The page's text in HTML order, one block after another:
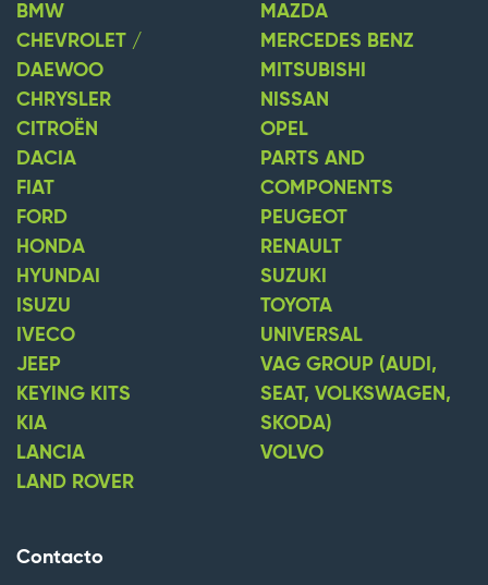
BMW
CHEVROLET /
DAEWOO
CHRYSLER
CITROËN
DACIA
FIAT
FORD
HONDA
HYUNDAI
ISUZU
IVECO
JEEP
KEYING KITS
KIA
LANCIA
LAND ROVER
MAZDA
MERCEDES BENZ
MITSUBISHI
NISSAN
OPEL
PARTS AND
COMPONENTS
PEUGEOT
RENAULT
SUZUKI
TOYOTA
UNIVERSAL
VAG GROUP (AUDI,
SEAT, VOLKSWAGEN,
SKODA)
VOLVO
Contacto